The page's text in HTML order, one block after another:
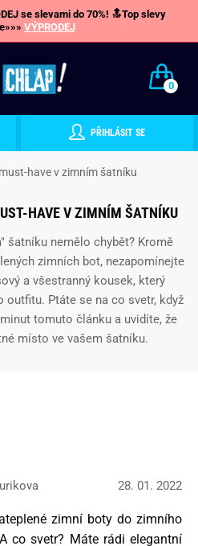
se slevami do 70%! 🔝Top slevy
VÝPRODEJ
0
PŘIHLÁSIT SE
have v zimním šatníku
HAVE V ZIMNÍM ŠATNÍKU
šatníku nemělo chybět? Kromě
zimních bot, nezapomínejte
a všestranný kousek, který
outfitu. Ptáte se na co svetr, když
tomuto článku a uvidíte, že
místo ve vašem šatníku.
28. 01. 2022
zimní boty do zimního
co svetr? Máte rádi elegantní